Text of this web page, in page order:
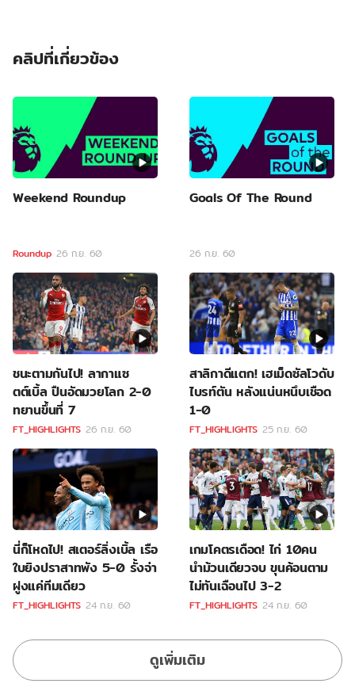
คลิปที่เกี่ยวข้อง
Weekend Roundup
Roundup 26 ก.ย. 60
Goals Of The Round
26 ก.ย. 60
ชนะตามกันไป! ลากาแซ
ตต์เบิ้ล ปืนอัดมวยโลก 2-0
ทยานขึ้นที่ 7
FT_HIGHLIGHTS 26 ก.ย. 60
สาลิกาดีแตก! เฮเม็ดซัลโวดับ
ไบรท์ตัน หลังแน่นหนึบเชือด
1-0
FT_HIGHLIGHTS 25 ก.ย. 60
นี่ก็โหดไป! สเตอร์ลิ่งเบิ้ล เรือ
ใบยิงปราสาทพัง 5-0 รั้งจ่า
ฝูงแค่ทีมเดียว
FT_HIGHLIGHTS 24 ก.ย. 60
เกมโคตรเดือด! ไก่ 10คน
นำม้วนเดียวจบ ขุนค้อนตาม
ไม่ทันเฉือนไป 3-2
FT_HIGHLIGHTS 24 ก.ย. 60
ดูเพิ่มเติม